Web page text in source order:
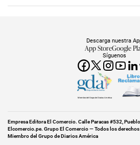
Síguenos
Descarga nuestra
App StoreGoogle
Miembro del Grupo de Diarios América
Empresa Editora El Comercio. Calle Paracas #532,
Elcomercio.pe. Grupo El Comercio — Todos los
Miembro del Grupo de Diarios América